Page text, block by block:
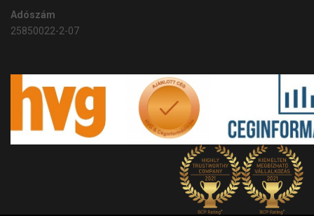
Adószám
25850022-2-07